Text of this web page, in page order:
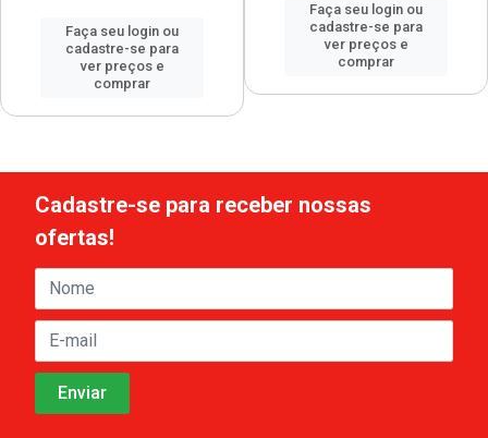
Faça seu login ou
cadastre-se para
ver preços e
comprar
Faça seu login ou
cadastre-se para
ver preços e
comprar
Cadastre-se para receber nossas
ofertas!